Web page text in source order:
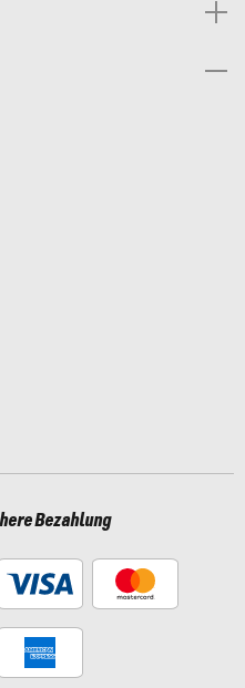
Bezahlung